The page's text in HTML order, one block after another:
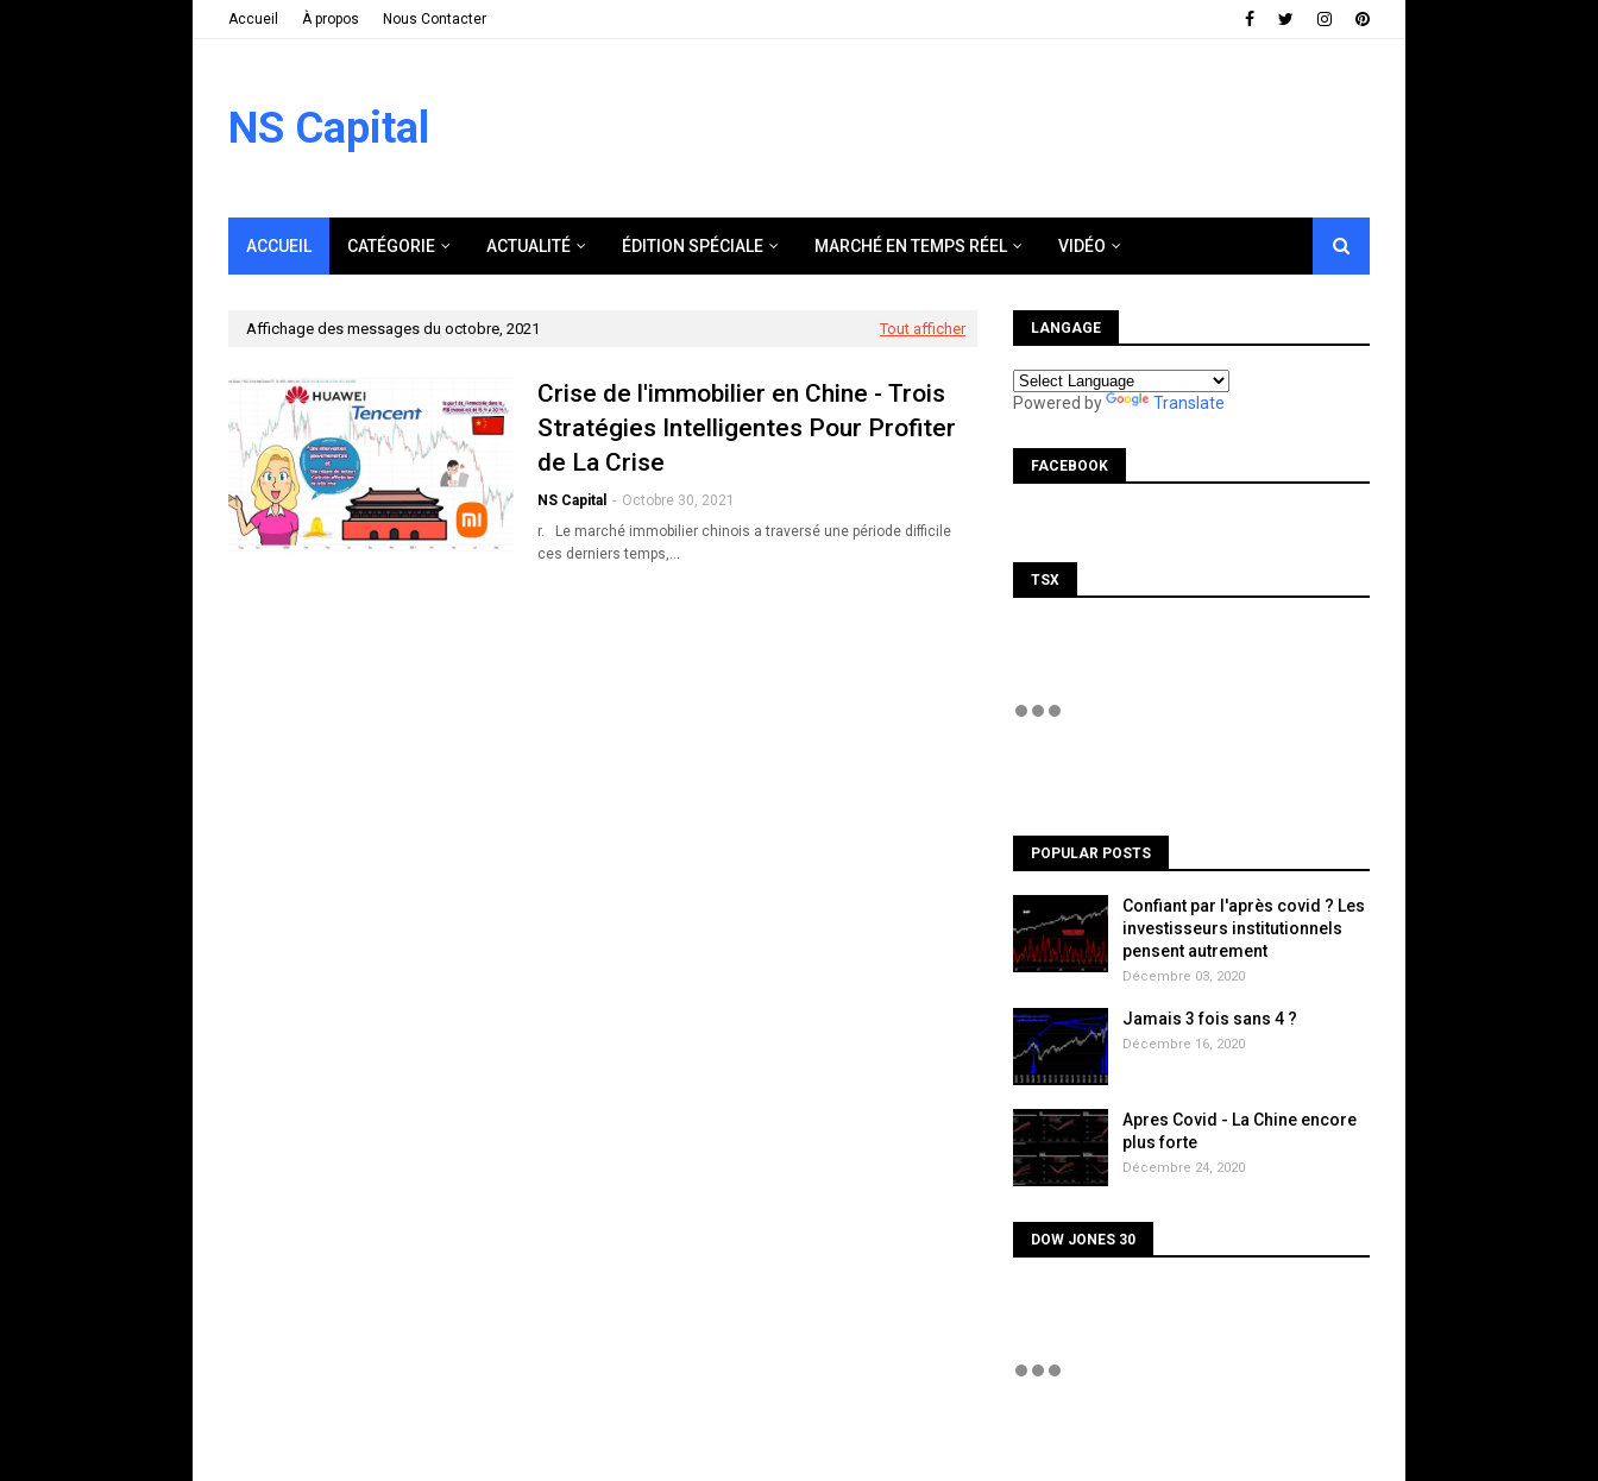
Accueil À propos Nous Contacter
NS Capital
ACCUEIL CATÉGORIE ACTUALITÉ ÉDITION SPÉCIALE MARCHÉ EN TEMPS RÉEL VIDÉO
Affichage des messages du octobre, 2021 Tout afficher
Crise de l'immobilier en Chine - Trois
Stratégies Intelligentes Pour Profiter
de La Crise
NS Capital - Octobre 30, 2021
r. Le marché immobilier chinois a traversé une période difficile
ces derniers temps,…
LANGAGE
Powered by Translate
FACEBOOK
TSX
POPULAR POSTS
Confiant par l'après covid ? Les
investisseurs institutionnels
pensent autrement
Décembre 03, 2020
Jamais 3 fois sans 4 ?
Décembre 16, 2020
Apres Covid - La Chine encore
plus forte
Décembre 24, 2020
DOW JONES 30